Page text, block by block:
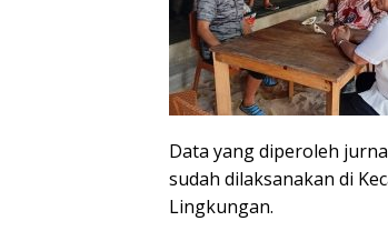
Data yang diperoleh
sudah dilaksanakan di
Lingkungan.